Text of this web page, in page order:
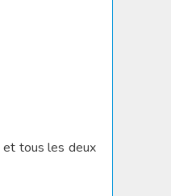
et tous les deux